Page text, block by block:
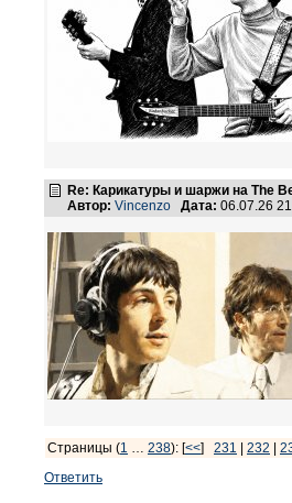
Re: Карикатуры и шаржи на The
Автор: Vincenzo Дата: 06.07.26
Страницы (1 … 238): [<<] 231 232
Ответить